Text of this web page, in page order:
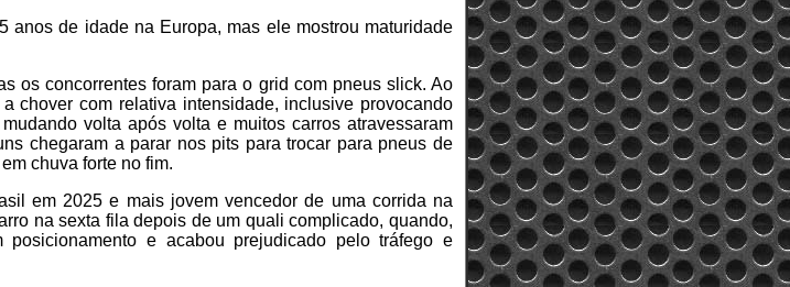
anos de idade na Europa, mas ele mostrou maturidade
os concorrentes foram para o grid com pneus slick. Ao
chover com relativa intensidade, inclusive provocando
volta após volta e muitos carros atravessaram
chegaram a parar nos pits para trocar para pneus de
chuva forte no fim.
em 2025 e mais jovem vencedor de uma corrida na
na sexta fila depois de um quali complicado, quando,
e acabou prejudicado pelo tráfego e